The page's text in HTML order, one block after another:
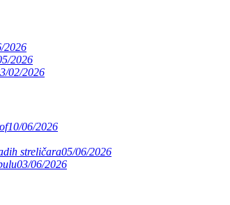
2026
2026
02/2026
10/06/2026
streličara05/06/2026
03/06/2026